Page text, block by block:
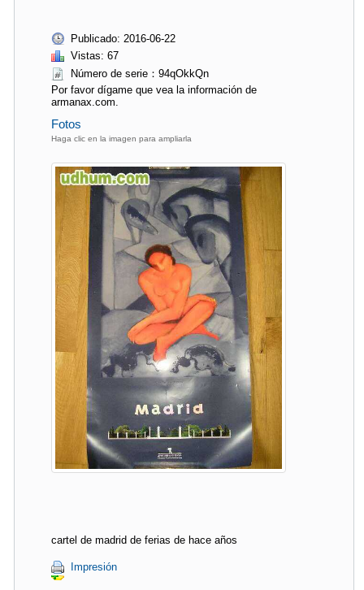
Publicado: 2016-06-22
Vistas: 67
Número de serie：94qOkkQn
Por favor dígame que vea la información de
armanax.com.
Fotos
Haga clic en la imagen para ampliarla
cartel de madrid de ferias de hace años
Impresión